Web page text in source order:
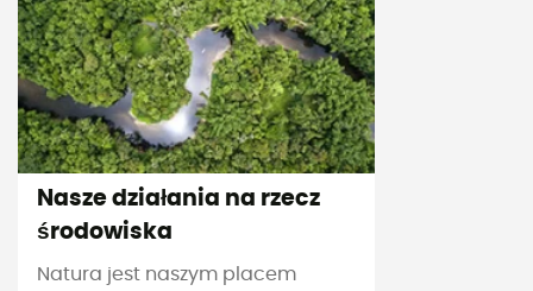
Nasze działania na rzecz
środowiska
Natura jest naszym placem